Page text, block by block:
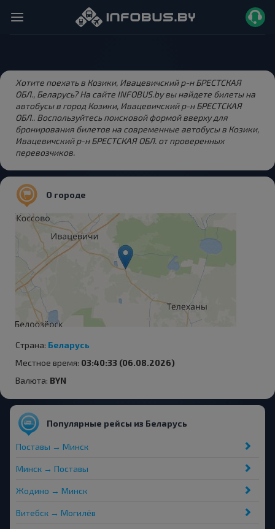
Хотите поехать в Козики, Ивацевичский р-н БРЕСТСКАЯ
ОБЛ., Беларусь? На сайте INFOBUS.by вы найдете билеты на
автобусы в город Козики, Ивацевичский р-н БРЕСТСКАЯ
ОБЛ.. Воспользуйтесь поисковой формой вверху для
бронирования билетов на современные автобусы в Козики,
Ивацевичский р-н БРЕСТСКАЯ ОБЛ. от проверенных
перевозчиков.
О городе
Страна: Беларусь
Местное время: 03:40:33 (06.08.2026)
Валюта: BYN
Популярные рейсы из Беларусь
Поставы → Минск
Минск → Поставы
Жодино → Минск
Витебск → Могилёв